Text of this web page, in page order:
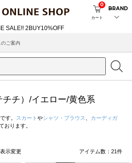
カート
0
BRAND
メンテナンス実施のお知らせ
ご案内
チチ）/イエロー/黄色系
す。 スカート やシャツ・ブラウス
カーディガ
おります。
表示変更 アイテム数： 21件